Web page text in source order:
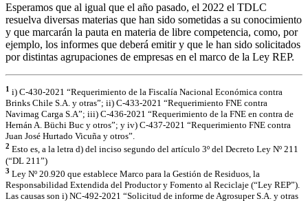
Esperamos que al igual que el año pasado, el 2022 el TDLC
resuelva diversas materias que han sido sometidas a su conocimiento
y que marcarán la pauta en materia de libre competencia, como, por
ejemplo, los informes que deberá emitir y que le han sido solicitados
por distintas agrupaciones de empresas en el marco de la Ley REP.
1 i) C-430-2021 “Requerimiento de la Fiscalía Nacional Económica contra
Brinks Chile S.A. y otras”; ii) C-433-2021 “Requerimiento FNE contra
Navimag Carga S.A”; iii) C-436-2021 “Requerimiento de la FNE en contra de
Hernán A. Büchi Buc y otros”; y iv) C-437-2021 “Requerimiento FNE contra
Juan José Hurtado Vicuña y otros”.
2 Esto es, a la letra d) del inciso segundo del artículo 3º del Decreto Ley Nº 211
(“DL 211”)
3 Ley Nº 20.920 que establece Marco para la Gestión de Residuos, la
Responsabilidad Extendida del Productor y Fomento al Reciclaje (“Ley REP”).
Las causas son i) NC-492-2021 “Solicitud de informe de Agrosuper S.A. y otras